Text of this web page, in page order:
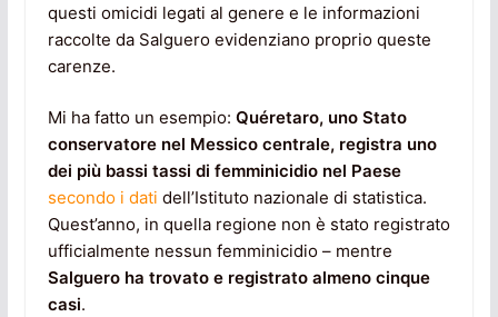
questi omicidi legati al genere e le informazioni
raccolte da Salguero evidenziano proprio queste
carenze.
Mi ha fatto un esempio: Quéretaro, uno Stato
conservatore nel Messico centrale, registra uno
dei più bassi tassi di femminicidio nel Paese
secondo i dati dell’Istituto nazionale di statistica.
Quest’anno, in quella regione non è stato registrato
ufficialmente nessun femminicidio – mentre
Salguero ha trovato e registrato almeno cinque
casi.